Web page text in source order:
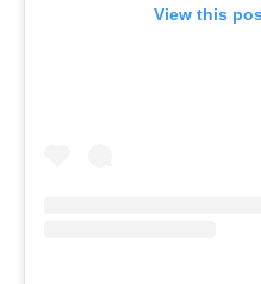
View this